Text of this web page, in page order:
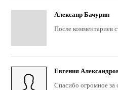
Алексанр Бачурин
После комментариев
Евгения
Спасибо огромное за